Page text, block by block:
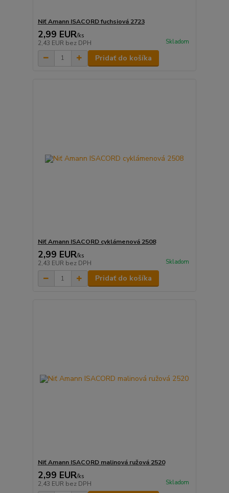
Niť Amann ISACORD fuchsiová 2723
2,99 EUR/ks
2,43 EUR bez DPH Skladom
Pridať do košíka
Niť Amann ISACORD cyklámenová 2508
2,99 EUR/ks
2,43 EUR bez DPH Skladom
Pridať do košíka
Niť Amann ISACORD malinová ružová 2520
2,99 EUR/ks
2,43 EUR bez DPH Skladom